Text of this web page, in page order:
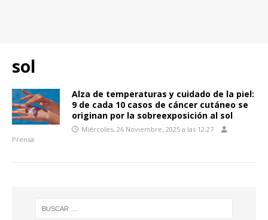
sol
Alza de temperaturas y cuidado de la piel:
9 de cada 10 casos de cáncer cutáneo se
originan por la sobreexposición al sol
Miércoles, 26 Noviembre, 2025 a las 12:27
Prensa